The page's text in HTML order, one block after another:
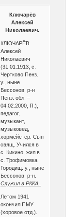
Ключарёв
Алексей
Николаевич.
КЛЮЧАРЁВ
Алексей
Николаевич
(31.01.1913, с.
Чертково Пенз.
у., ныне
Бессонов. р-н
Пенз. обл. –
04.02.2000, П.),
педагог,
музыкант,
музыковед,
хормейстер. Сын
свящ. Учился в
с. Кикино, жил в
с. Трофимовка
Городищ. у., ныне
Бессонов. р-н.
Служил в РККА.
Летом 1941
окончил ПМУ
(хоровое отд.).